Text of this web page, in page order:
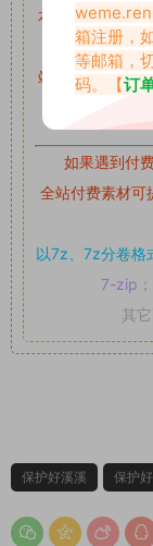
本站资源均来自
留言后
站内资源为网友
如果遇到付
全站付费素材可
以7z、7z分卷格
7-zip
其
保护好溪溪 保护
weme.ren
箱注册，
等邮箱，
码。【订